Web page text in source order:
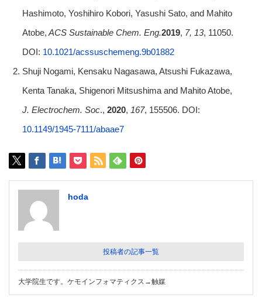
Hashimoto, Yoshihiro Kobori, Yasushi Sato, and Mahito
Atobe,ACS Sustainable Chem. Eng.2019, 7, 13, 11050.
DOI: 10.1021/acssuschemeng.9b01882
Shuji Nogami, Kensaku Nagasawa, Atsushi Fukazawa,
Kenta Tanaka, Shigenori Mitsushima and Mahito Atobe,
J. Electrochem. Soc., 2020, 167, 155506. DOI:
10.1149/1945-7111/abaae7
hoda
投稿者の記事一覧
大学院生です。ケモインフォマティクス→触媒